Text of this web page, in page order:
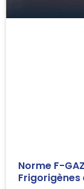
Norme F-